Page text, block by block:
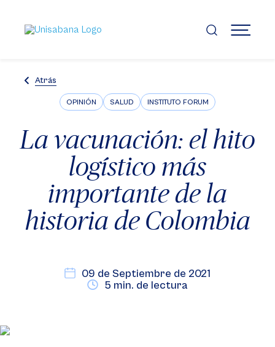
contenido
principal
MENÚ
Atrás
OPINIÓN SALUD INSTITUTO FORUM
La vacunación: el hito
logístico más
importante de la
historia de Colombia
09 de Septiembre de 2021
5 min. de lectura